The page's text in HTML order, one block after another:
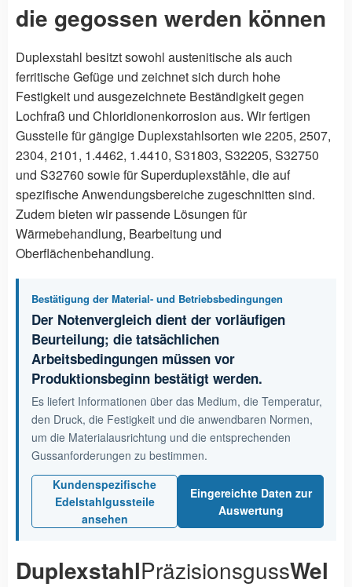
die gegossen werden können
Duplexstahl besitzt sowohl austenitische als auch
ferritische Gefüge und zeichnet sich durch hohe
Festigkeit und ausgezeichnete Beständigkeit gegen
Lochfraß und Chloridionenkorrosion aus. Wir fertigen
Gussteile für gängige Duplexstahlsorten wie 2205, 2507,
2304, 2101, 1.4462, 1.4410, S31803, S32205, S32750
und S32760 sowie für Superduplexstähle, die auf
spezifische Anwendungsbereiche zugeschnitten sind.
Zudem bieten wir passende Lösungen für
Wärmebehandlung, Bearbeitung und
Oberflächenbehandlung.
Bestätigung der Material- und Betriebsbedingungen
Der Notenvergleich dient der vorläufigen
Beurteilung; die tatsächlichen
Arbeitsbedingungen müssen vor
Produktionsbeginn bestätigt werden.
Es liefert Informationen über das Medium, die Temperatur,
den Druck, die Festigkeit und die anwendbaren Normen,
um die Materialausrichtung und die entsprechenden
Gussanforderungen zu bestimmen.
Kundenspezifische
Edelstahlgussteile
ansehen
Eingereichte Daten zur
Auswertung
DuplexstahlPräzisionsgussWel